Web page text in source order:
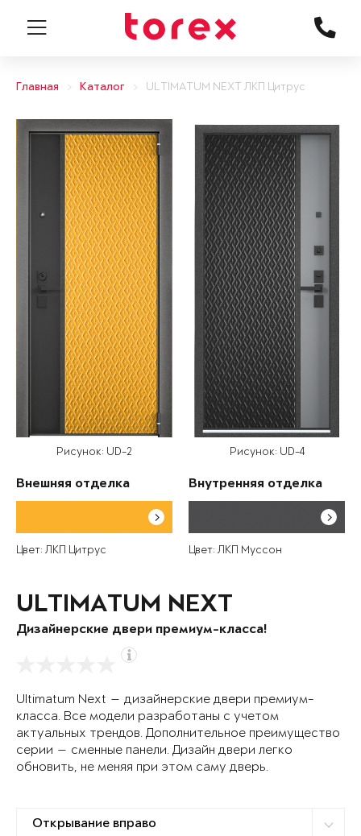
Главная Каталог ULTIMATUM NEXT ЛКП Цитрус
Рисунок: UD-2
Внешняя отделка
Цвет: ЛКП Цитрус
Рисунок: UD-4
Внутренняя отделка
Цвет: ЛКП Муссон
ULTIMATUM NEXT
Дизайнерские двери премиум-класса!
Ultimatum Next — дизайнерские двери премиум-
класса. Все модели разработаны с учетом
актуальных трендов. Дополнительное преимущество
серии — сменные панели. Дизайн двери легко
обновить, не меняя при этом саму дверь.